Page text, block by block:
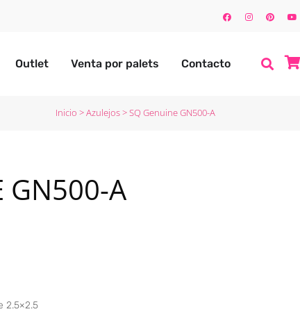
Outlet Venta por palets Contacto
Inicio >Azulejos>SQ Genuine GN500-A
GN500-A
2.5×2.5